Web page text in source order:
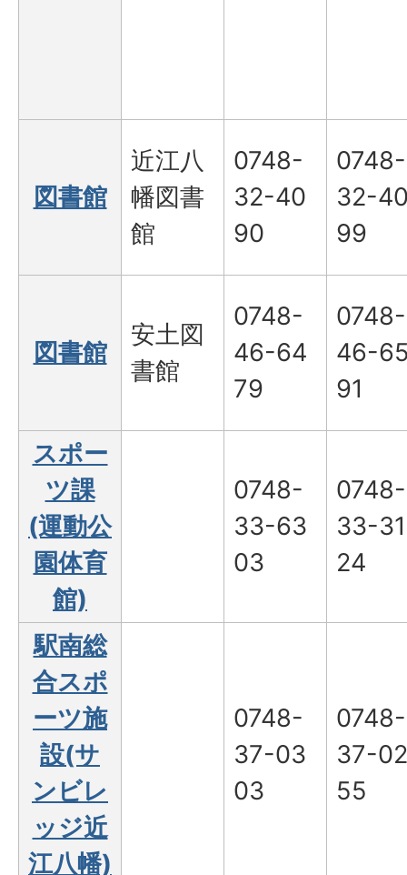
図書館
近江八
幡図書
館
0748-
32-40
90
0748-
32-
99
図書館
安土図
書館
0748-
46-64
79
0748-
46-
91
スポー
ツ課
(運動公
園体育
館)
0748-
33-63
03
0748-
33-31
24
駅南総
合スポ
ーツ施
設(サ
ンビレ
ッジ近
江八幡)
0748-
37-03
03
0748-
37-02
55